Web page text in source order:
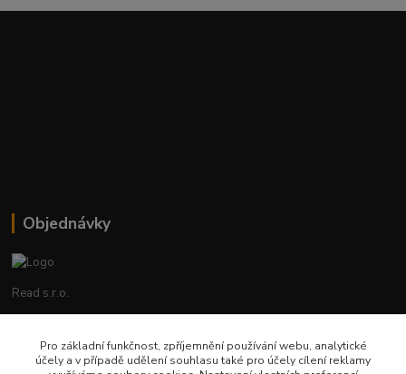
Objednávky
Read s.r.o.
+420 602 388 763
Pro základní funkčnost, zpříjemnění používání webu, analytické
účely a v případě udělení souhlasu také pro účely cílení reklamy